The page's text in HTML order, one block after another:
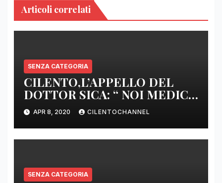
Articoli correlati
SENZA CATEGORIA
CILENTO,L’APPELLO DEL
DOTTOR SICA: “ NOI MEDICI
DI BASE SIAMO SENZA ARMI
E SENZA PRESIDI”
APR 8, 2020 CILENTOCHANNEL
SENZA CATEGORIA